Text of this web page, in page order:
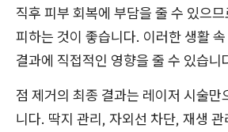
직후 피부 회복에 부담을 줄 수 있으
피하는 것이 좋습니다. 이러한 생활
결과에 직접적인 영향을 줄 수 있습니
점 제거의 최종 결과는 레이저 시술만
니다. 딱지 관리, 자외선 차단, 재생